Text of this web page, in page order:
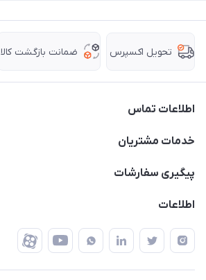
تحویل اکسپرس ضمانت بازگشت کالا
اطلاعات تماس
63 0000 43 - 021
تهران - طبقه سوم تجاری - پلاک 11014
خدمات مشتریان
قوانین و مقررات
ضمانت اصالت کالا
پیگیری سفارشات
رهگیری مرسولات پست
رهگیری مرسولات چاپار
رهگیری مرسولات ماهکس
اطلاعات
درباره ما
تماس با ما